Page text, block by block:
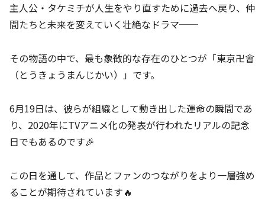
主人公・タケミチが人生をやり直すために過去へ戻り、仲
間たちと未来を変えていく壮絶なドラマ──
その物語の中で、最も象徴的な存在のひとつが「東京卍會
（とうきょうまんじかい）」です。
6月19日は、彼らが組織として動き出した運命の瞬間であ
り、2020年にTVアニメ化の発表が行われたリアルの記念
日でもあるのです🎉
この日を通して、作品とファンのつながりをより一層強め
ることが期待されています🔥